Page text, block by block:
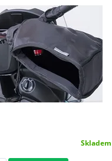
Skladem